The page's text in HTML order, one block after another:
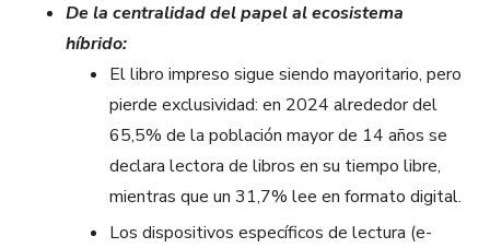
De la centralidad del papel al ecosistema
híbrido:
El libro impreso sigue siendo mayoritario, pero
pierde exclusividad: en 2024 alrededor del
65,5% de la población mayor de 14 años se
declara lectora de libros en su tiempo libre,
mientras que un 31,7% lee en formato digital.
Los dispositivos específicos de lectura (e-